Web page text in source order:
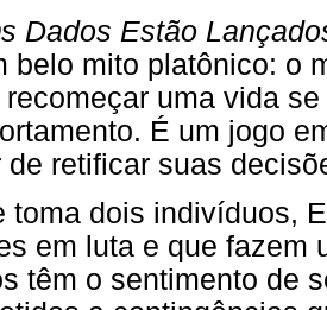
Dados Estão
belo mito platônico: o
recomeçar uma vida
É um jogo
de retificar suas
toma dois indivíduos,
em luta e que fazem
têm o sentimento de